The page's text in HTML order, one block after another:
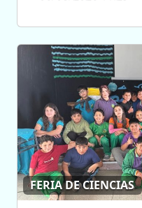
FERIA DE CIENCIAS